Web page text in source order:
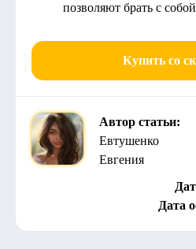
позволяют брать с
Купить со
Автор статьи:
Евтушенко
Евгения
Дата